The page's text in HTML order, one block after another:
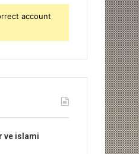
account
ve islami